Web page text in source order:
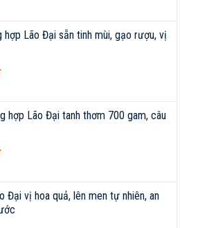
VỚI CHÚNG TÔI NGAY!
086 793 7997
hợp Lão Đại sẵn tinh mùi, gạo rượu, vị
hợp Lão Đại tanh thơm 700 gam, câu
Đại vị hoa quả, lên men tự nhiên, an